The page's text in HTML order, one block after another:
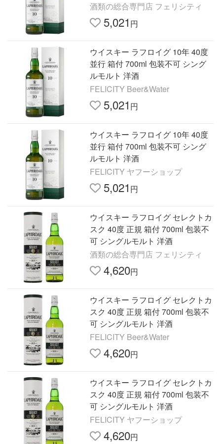
酒類の総合専門店 フェリシティ
5,021 円
ウイスキー ラフロイグ 10年 40度
並行 箱付 700ml 包装不可 シング
ルモルト 洋酒
FELICITY Beer&Water
5,021 円
ウイスキー ラフロイグ 10年 40度
並行 箱付 700ml 包装不可 シング
ルモルト 洋酒
FELICITY ヤフーショップ
5,021 円
ウイスキー ラフロイグ セレクトカ
スク 40度 正規 箱付 700ml 包装不
可 シングルモルト 洋酒
酒類の総合専門店 フェリシティ
4,620円
ウイスキー ラフロイグ セレクトカ
スク 40度 正規 箱付 700ml 包装不
可 シングルモルト 洋酒
FELICITY Beer&Water
4,620円
ウイスキー ラフロイグ セレクトカ
スク 40度 正規 箱付 700ml 包装不
可 シングルモルト 洋酒
FELICITY ヤフーショップ
4,620円